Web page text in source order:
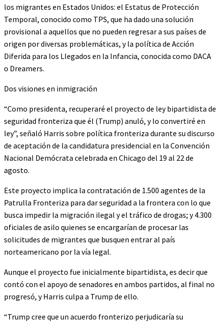
los migrantes en Estados Unidos: el Estatus de Protección
Temporal, conocido como TPS, que ha dado una solución
provisional a aquellos que no pueden regresar a sus países de
origen por diversas problemáticas, y la política de Acción
Diferida para los Llegados en la Infancia, conocida como DACA
o Dreamers.
Dos visiones en inmigración
“Como presidenta, recuperaré el proyecto de ley bipartidista de
seguridad fronteriza que él (Trump) anuló, y lo convertiré en
ley”, señaló Harris sobre política fronteriza durante su discurso
de aceptación de la candidatura presidencial en la Convención
Nacional Demócrata celebrada en Chicago del 19 al 22 de
agosto.
Este proyecto implica la contratación de 1.500 agentes de la
Patrulla Fronteriza para dar seguridad a la frontera con lo que
busca impedir la migración ilegal y el tráfico de drogas; y 4.300
oficiales de asilo quienes se encargarían de procesar las
solicitudes de migrantes que busquen entrar al país
norteamericano por la vía legal.
Aunque el proyecto fue inicialmente bipartidista, es decir que
contó con el apoyo de senadores en ambos partidos, al final no
progresó, y Harris culpa a Trump de ello.
“Trump cree que un acuerdo fronterizo perjudicaría su